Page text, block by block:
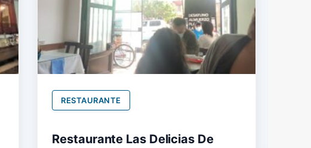
RESTAURANTE
Restaurante Las Delicias De